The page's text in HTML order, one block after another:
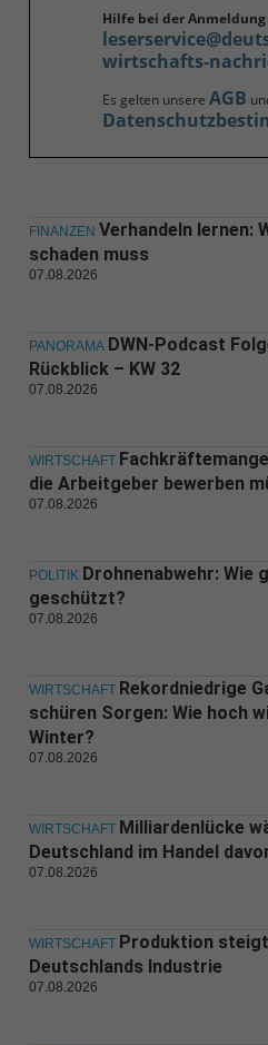
Hilfe bei der
wirtschafts-
Es gelten unsere AGB
FINANZEN Verhandeln lernen:
schaden muss
07.08.2026
PANORAMA DWN-Podcast
Rückblick – KW 32
07.08.2026
WIRTSCHAFT
die Arbeitgeber bewerben
07.08.2026
POLITIK Drohnenabwehr: Wie
geschützt?
07.08.2026
WIRTSCHAFT Rekordniedrige
schüren Sorgen: Wie hoch
Winter?
07.08.2026
WIRTSCHAFT Milliardenlücke
Deutschland im Handel
07.08.2026
WIRTSCHAFT Produktion
Deutschlands Industrie
07.08.2026